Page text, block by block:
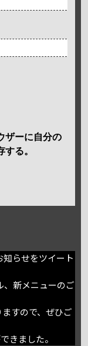
ザーに自分の
る。
らせをツイート
、新メニューのご
すので、ぜひご
きました。